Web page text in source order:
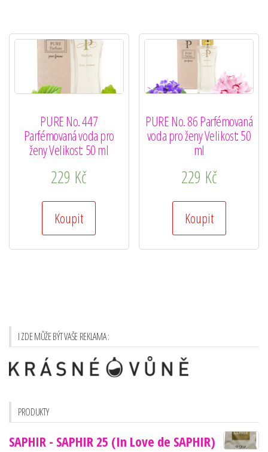
PURE No. 447
Parfémovaná voda pro
ženy Velikost: 50 ml
229 Kč
Koupit
PURE No. 86 Parfémovaná
voda pro ženy Velikost: 50
ml
229 Kč
Koupit
I ZDE MŮŽE BÝT VAŠE REKLAMA :
PRODUKTY
SAPHIR - SAPHIR 25 (In Love de SAPHIR)